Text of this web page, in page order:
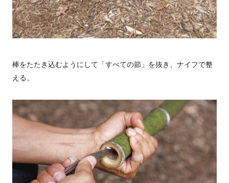
棒をたたき込むようにして「すべての節」を抜き、ナイフで整
える。